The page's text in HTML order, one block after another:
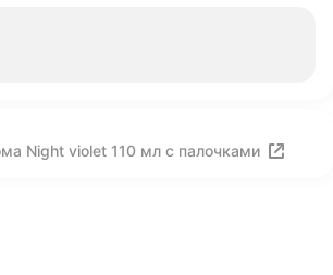
Night violet 110 мл с палочками